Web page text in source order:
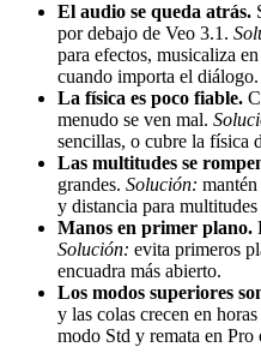
El audio se queda atrás.
por debajo de Veo 3.1.
para efectos, musicaliza
cuando importa el diálogo.
La física es poco fiable.
menudo se ven mal.
sencillas, o cubre la física
Las multitudes se
grandes. Solución:
y distancia para multitudes
Manos en primer plano.
Solución: evita primeros
encuadra más abierto.
Los modos superiores
y las colas crecen en
modo Std y remata en Pro